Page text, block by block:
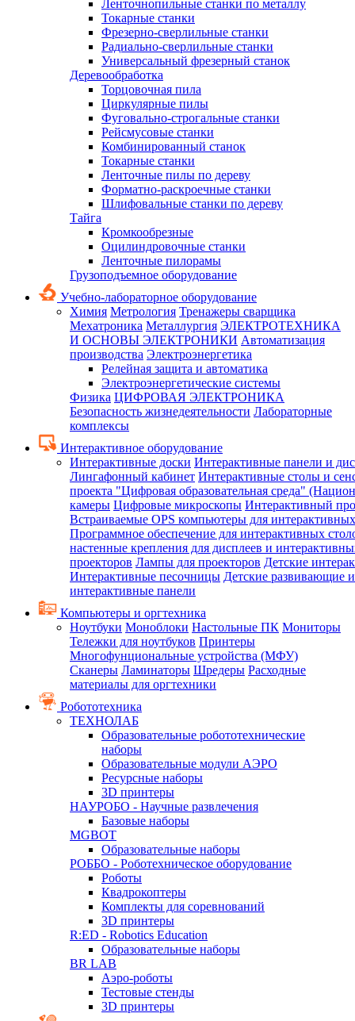
Ленточнопильные станки по металлу
Токарные станки
Фрезерно-сверлильные станки
Радиально-сверлильные станки
Универсальный фрезерный станок
Деревообработка
Торцовочная пила
Циркулярные пилы
Фуговально-строгальные станки
Рейсмусовые станки
Комбинированный станок
Токарные станки
Ленточные пилы по дереву
Форматно-раскроечные станки
Шлифовальные станки по дереву
Тайга
Кромкообрезные
Оцилиндровочные станки
Ленточные пилорамы
Грузоподъемное оборудование
Учебно-лабораторное оборудование
Химия Метрология Тренажеры сварщика
Мехатроника Металлургия ЭЛЕКТРОТЕХНИКА
И ОСНОВЫ ЭЛЕКТРОНИКИ Автоматизация
производства Электроэнергетика
Релейная защита и автоматика
Электроэнергетические системы
Физика ЦИФРОВАЯ ЭЛЕКТРОНИКА
Безопасность жизнедеятельности Лабораторные
комплексы
Интерактивное оборудование
Интерактивные доски Интерактивные панели и
Лингафонный кабинет Интерактивные столы и
проекта "Цифровая образовательная среда"
камеры Цифровые микроскопы Интерактивный
Встраиваемые OPS компьютеры для
Программное обеспечение для интерактивных
настенные крепления для дисплеев и
проекторов Лампы для проекторов Детские
Интерактивные песочницы Детские развивающие
интерактивные панели
Компьютеры и оргтехника
Ноутбуки Моноблоки Настольные ПК Мониторы
Тележки для ноутбуков Принтеры
Многофунциональные устройства (МФУ)
Сканеры Ламинаторы Шредеры Расходные
материалы для оргтехники
Робототехника
ТЕХНОЛАБ
Образовательные робототехнические
наборы
Образовательные модули АЭРО
Ресурсные наборы
3D принтеры
НАУРОБО - Научные развлечения
Базовые наборы
MGBOT
Образовательные наборы
РОББО - Роботехническое оборудование
Роботы
Квадрокоптеры
Комплекты для соревнований
3D принтеры
R:ED - Robotics Education
Образовательные наборы
BR LAB
Аэро-роботы
Тестовые стенды
3D принтеры